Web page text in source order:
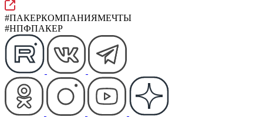
#ПАКЕРКОМПАНИЯМЕЧТЫ
#НПФПАКЕР